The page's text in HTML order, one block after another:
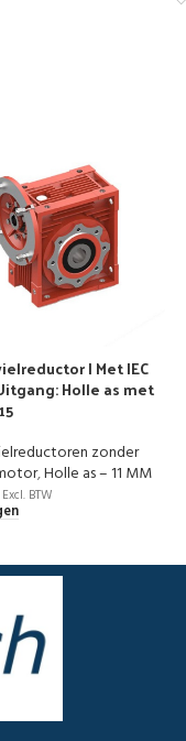
| Met IEC
Holle as met
zonder
,Holle as – 11 MM
Excl. BTW